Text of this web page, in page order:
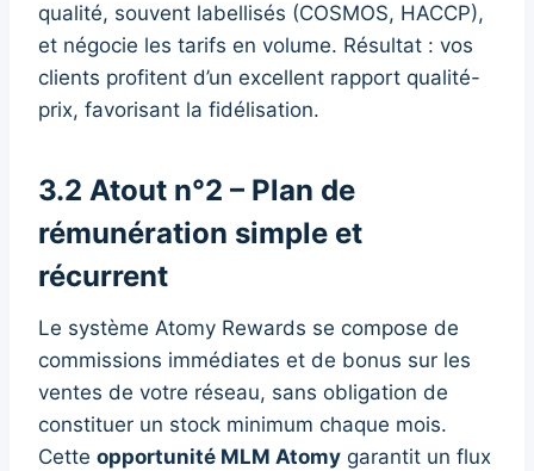
qualité, souvent labellisés (COSMOS, HACCP),
et négocie les tarifs en volume. Résultat : vos
clients profitent d’un excellent rapport qualité-
prix, favorisant la fidélisation.
3.2 Atout n°2 – Plan de
rémunération simple et
récurrent
Le système Atomy Rewards se compose de
commissions immédiates et de bonus sur les
ventes de votre réseau, sans obligation de
constituer un stock minimum chaque mois.
Cette opportunité MLM Atomy garantit un flux